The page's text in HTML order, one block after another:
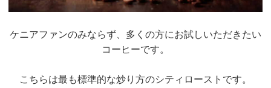
ケニアファンのみならず、多くの方にお試しいただきたい
コーヒーです。
こちらは最も標準的な炒り方のシティローストです。